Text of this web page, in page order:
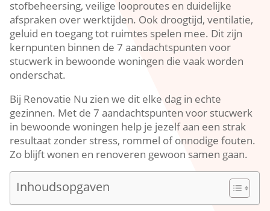
stofbeheersing, veilige looproutes en duidelijke
afspraken over werktijden.​ Ook droogtijd, ventilatie,
geluid en toegang tot ruimtes spelen mee.​ Dit zijn
kernpunten binnen de 7 aandachtspunten voor
stucwerk in bewoonde woningen die vaak worden
onderschat.​
Bij Renovatie Nu zien we dit elke dag in echte
gezinnen.​ Met de 7 aandachtspunten voor stucwerk
in bewoonde woningen help je jezelf aan een strak
resultaat zonder stress, rommel of onnodige fouten.​
Zo blijft wonen en renoveren gewoon samen gaan.​
Inhoudsopgaven